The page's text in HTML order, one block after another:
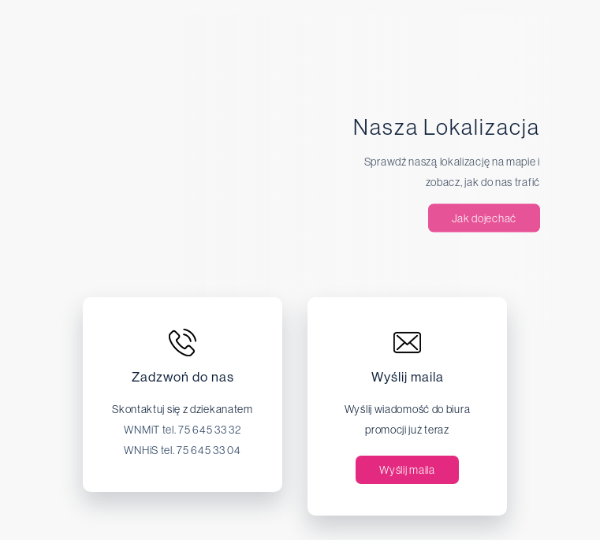
Nasza Lokalizacja
Sprawdź naszą lokalizację na mapie i
zobacz, jak do nas trafić
Jak dojechać
Zadzwoń do nas
Skontaktuj się z dziekanatem
WNMiT tel. 75 645 33 32
WNHiS tel. 75 645 33 04
Wyślij maila
Wyślij wiadomość do biura
promocji już teraz
Wyślij maila